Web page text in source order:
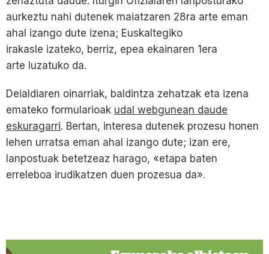
aurkeztu nahi dutenek maiatzaren 28ra arte eman
ahal izango dute izena; Euskaltegiko
irakasle izateko, berriz, epea ekainaren 1era
arte luzatuko da.
Deialdiaren oinarriak, baldintza zehatzak eta izena
emateko formularioak udal webgunean daude
eskuragarri. Bertan, interesa dutenek prozesu honen
lehen urratsa eman ahal izango dute; izan ere,
lanpostuak betetzeaz harago, «etapa baten
erreleboa irudikatzen duen prozesua da».